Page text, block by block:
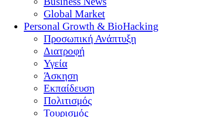
Global Market
Personal Growth & BioHacking
Προσωπική Ανάπτυξη
Διατροφή
Υγεία
Άσκηση
Εκπαίδευση
Πολιτισμός
Τουρισμός